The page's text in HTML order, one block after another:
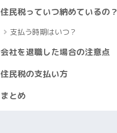
住民税っていつ納めているの？
支払う時期はいつ？
会社を退職した場合の注意点
住民税の支払い方
まとめ